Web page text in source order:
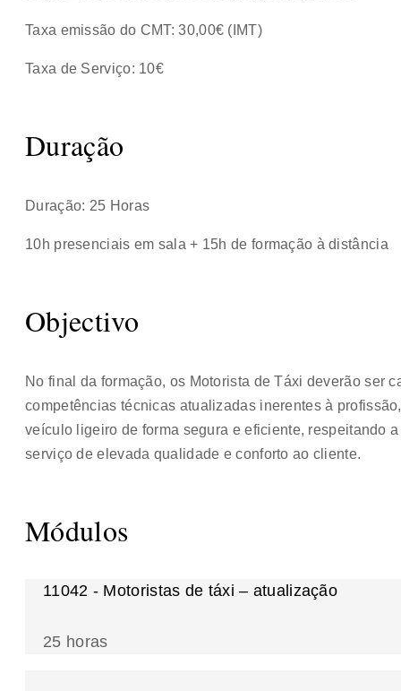
Taxa emissão do CMT: 30,00€ (IMT)
Taxa de Serviço: 10€
Duração
Duração: 25 Horas
10h presenciais em sala + 15h de formação à distância
Objectivo
No final da formação, os Motorista de Táxi deverão ser
competências técnicas atualizadas inerentes à
veículo ligeiro de forma segura e eficiente, respeitando
serviço de elevada qualidade e conforto ao cliente.
Módulos
11042 - Motoristas de táxi – atualização
25 horas